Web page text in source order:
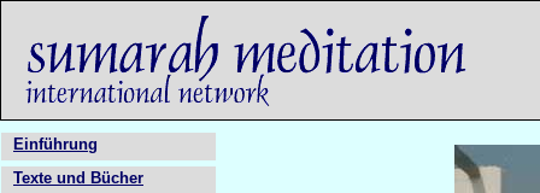
Einführung
Texte und Bücher